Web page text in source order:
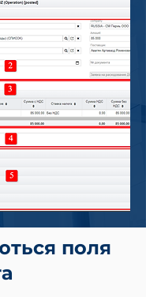
поля